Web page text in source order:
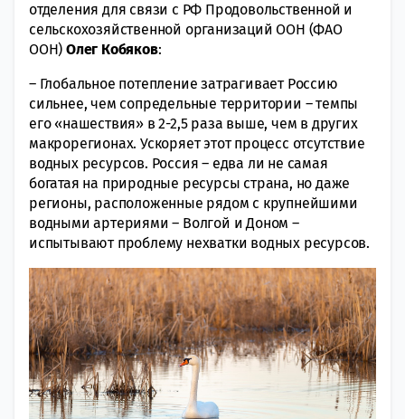
отделения для связи с РФ Продовольственной и
сельскохозяйственной организаций ООН (ФАО
ООН) Олег Кобяков:
– Глобальное потепление затрагивает Россию
сильнее, чем сопредельные территории – темпы
его «нашествия» в 2-2,5 раза выше, чем в других
макрорегионах. Ускоряет этот процесс отсутствие
водных ресурсов. Россия – едва ли не самая
богатая на природные ресурсы страна, но даже
регионы, расположенные рядом с крупнейшими
водными артериями – Волгой и Доном –
испытывают проблему нехватки водных ресурсов.